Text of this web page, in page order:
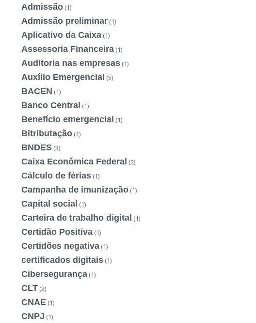
Admissão (1)
Admissão preliminar (1)
Aplicativo da Caixa (1)
Assessoria Financeira (1)
Auditoria nas empresas (1)
Auxílio Emergencial (5)
BACEN (1)
Banco Central (1)
Benefício emergencial (1)
Bitributação (1)
BNDES (3)
Caixa Econômica Federal (2)
Cálculo de férias (1)
Campanha de imunização (1)
Capital social (1)
Carteira de trabalho digital (1)
Certidão Positiva (1)
Certidões negativa (1)
certificados digitais (1)
Cibersegurança (1)
CLT (2)
CNAE (1)
CNPJ (1)